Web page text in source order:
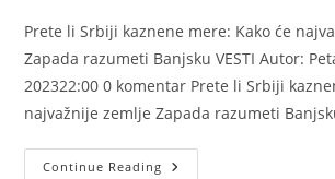
Prete li Srbiji kaznene mere: Kako će
Zapada razumeti Banjsku VESTI Autor:
202322:00 0 komentar Prete li Srbiji
najvažnije zemlje Zapada razumeti
Continue Reading Prete